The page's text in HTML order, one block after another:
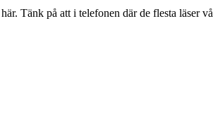
Tänk på att i telefonen där de flesta läser